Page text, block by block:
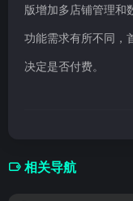
版增加多店铺管理和
功能需求有所不同，
决定是否付费。
相关导航